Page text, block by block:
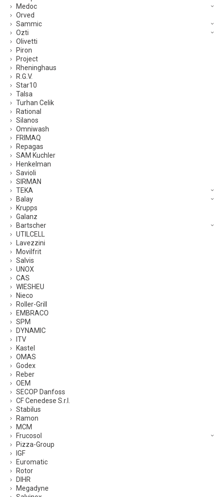
Medoc
Orved
Sammic
Ozti
Olivetti
Piron
Project
Rheninghaus
R.G.V.
Star10
Talsa
Turhan Celik
Rational
Silanos
Omniwash
FRIMAQ
Repagas
SAM Kuchler
Henkelman
Savioli
SIRMAN
TEKA
Balay
Krupps
Galanz
Bartscher
UTILCELL
Lavezzini
Movilfrit
Salvis
UNOX
CAS
WIESHEU
Nieco
Roller-Grill
EMBRACO
SPM
DYNAMIC
ITV
Kastel
OMAS
Godex
Reber
OEM
SECOP Danfoss
CF Cenedese S.r.l.
Stabilus
Ramon
MCM
Frucosol
Pizza-Group
IGF
Euromatic
Rotor
DIHR
Megadyne